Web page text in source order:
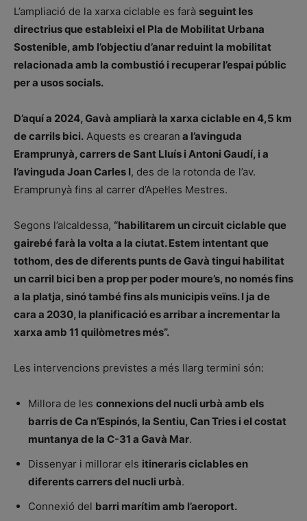
L’ampliació de la xarxa ciclable es farà seguint les
directrius que estableixi el Pla de Mobilitat Urbana
Sostenible, amb l’objectiu d’anar reduint la mobilitat
relacionada amb la combustió i recuperar l’espai públic
per a usos socials.
D’aquí a 2024, Gavà ampliarà la xarxa ciclable en 4,5 km
de carrils bici. Aquests es crearan a l’avinguda
Eramprunyà, carrers de Sant Lluís i Antoni Gaudí, i a
l’avinguda Joan Carles I, des de la rotonda de l’av.
Eramprunyà fins al carrer d’Apel·les Mestres.
Segons l’alcaldessa, “habilitarem un circuit ciclable que
gairebé farà la volta a la ciutat. Estem intentant que
tothom, des de diferents punts de Gavà tingui habilitat
un carril bici ben a prop per poder moure’s, no només fins
a la platja, sinó també fins als municipis veïns. I ja de
cara a 2030, la planificació es arribar a incrementar la
xarxa amb 11 quilòmetres més”.
Les intervencions previstes a més llarg termini són:
Millora de les connexions del nucli urbà amb els
barris de Ca n’Espinós, la Sentiu, Can Tries i el costat
muntanya de la C-31 a Gavà Mar.
Dissenyar i millorar els itineraris ciclables en
diferents carrers del nucli urbà.
Connexió del barri marítim amb l’aeroport.